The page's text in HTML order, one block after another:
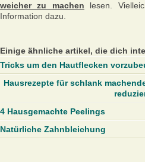
weicher zu machen lesen.
Information dazu.
Einige ähnliche artikel, die dich
Tricks um den Hautflecken
Hausrezepte für schlank
4 Hausgemachte Peelings
Natürliche Zahnbleichung